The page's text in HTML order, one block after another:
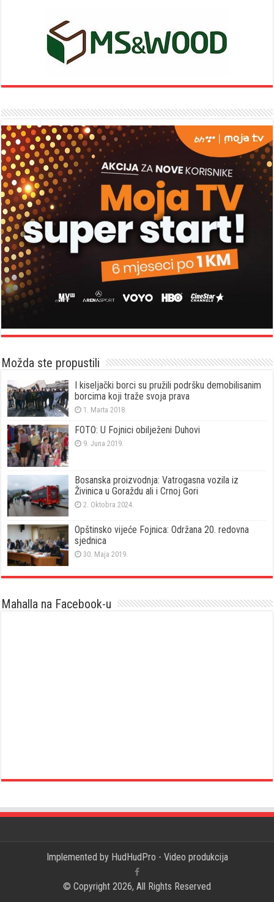
Možda ste propustili
I kiseljački borci su pružili podršku demobilisanim
borcima koji traže svoja prava
1. Marta 2018.
FOTO: U Fojnici obilježeni Duhovi
9. Juna 2019.
Bosanska proizvodnja: Vatrogasna vozila iz
Živinica u Goraždu ali i Crnoj Gori
2. Oktobra 2024.
Opštinsko vijeće Fojnica: Održana 20. redovna
sjednica
30. Maja 2019.
Mahalla na Facebook-u
Implemented by HudHudPro - Video produkcija
© Copyright 2026, All Rights Reserved